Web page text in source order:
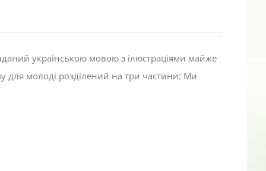
українською мовою з ілюстраціями майже
для молоді розділений на три частини: Ми